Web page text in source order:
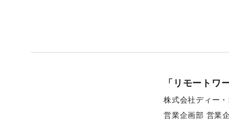
「リモートワ
株式会社ディー
営業企画部 営業